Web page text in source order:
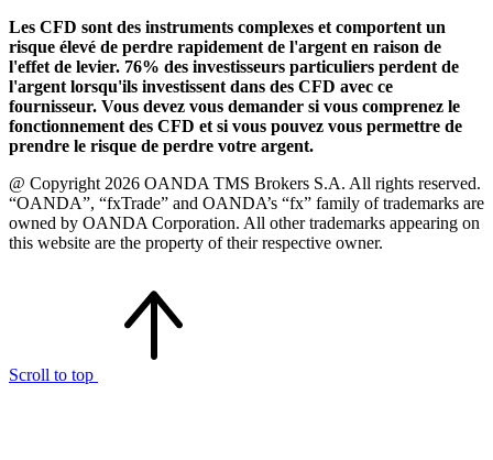
Les CFD sont des instruments complexes et comportent un
risque élevé de perdre rapidement de l'argent en raison de
l'effet de levier. 76% des investisseurs particuliers perdent de
l'argent lorsqu'ils investissent dans des CFD avec ce
fournisseur. Vous devez vous demander si vous comprenez le
fonctionnement des CFD et si vous pouvez vous permettre de
prendre le risque de perdre votre argent.
@ Copyright 2026 OANDA TMS Brokers S.A. All rights reserved.
“OANDA”, “fxTrade” and OANDA’s “fx” family of trademarks are
owned by OANDA Corporation. All other trademarks appearing on
this website are the property of their respective owner.
Scroll to top